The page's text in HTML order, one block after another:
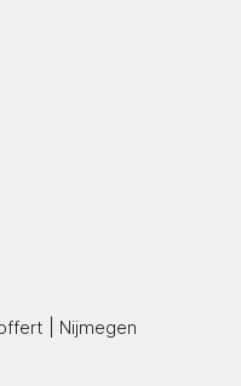
| Nijmegen